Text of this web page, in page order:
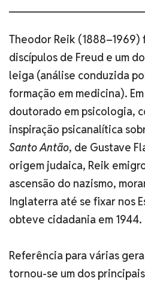
Theodor Reik (1888–1969)
discípulos de Freud e um
leiga (análise conduzida
formação em medicina).
doutorado em psicologia,
inspiração psicanalítica
Santo Antão, de Gustave
origem judaica, Reik
ascensão do nazismo,
Inglaterra até se fixar nos
obteve cidadania em 1944.
Referência para várias
tornou-se um dos